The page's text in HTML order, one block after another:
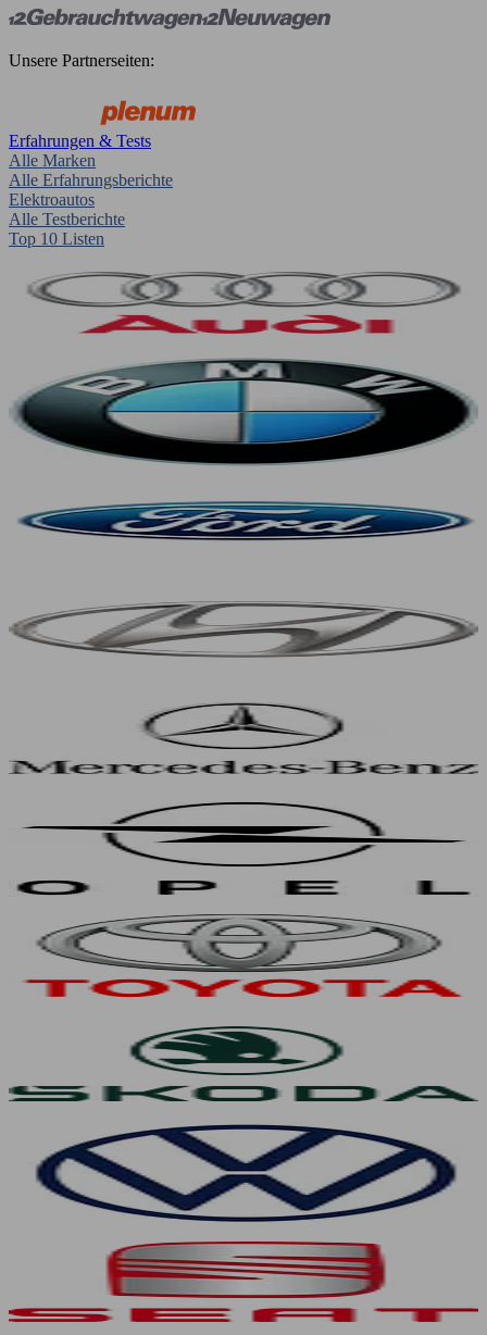
Unsere Partnerseiten:
Erfahrungen & Tests
Alle Marken
Alle Erfahrungsberichte
Elektroautos
Alle Testberichte
Top 10 Listen